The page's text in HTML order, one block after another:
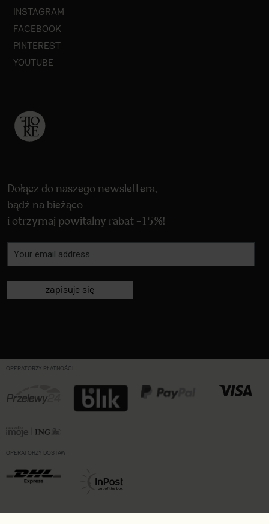
INSTAGRAM
FACEBOOK
PINTEREST
YOUTUBE
Dołącz do naszego newslettera,
bądź na bieżąco
i otrzymaj powitalny rabat -15%!
zapisuje się
OPERATORZY PŁATNOŚCI
OPERATORZY DOSTAW